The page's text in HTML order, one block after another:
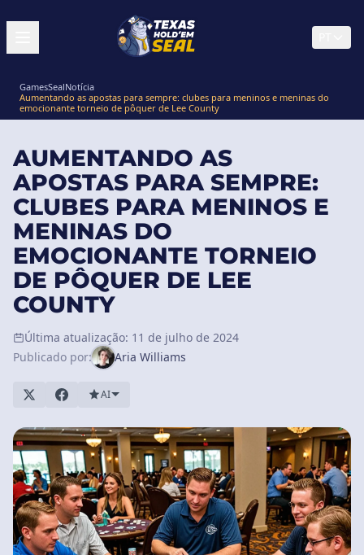
GamesSealNotícia
Aumentando as apostas para sempre: clubes para meninos e meninas do
emocionante torneio de pôquer de Lee County
AUMENTANDO AS
APOSTAS PARA SEMPRE:
CLUBES PARA MENINOS E
MENINAS DO
EMOCIONANTE TORNEIO
DE PÔQUER DE LEE
COUNTY
Última atualização: 11 de julho de 2024
Publicado por:
Aria Williams
AI